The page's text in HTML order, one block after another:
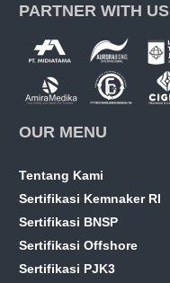
PARTNER WITH US
OUR MENU
Tentang Kami
Sertifikasi Kemnaker RI
Sertifikasi BNSP
Sertifikasi Offshore
Sertifikasi PJK3